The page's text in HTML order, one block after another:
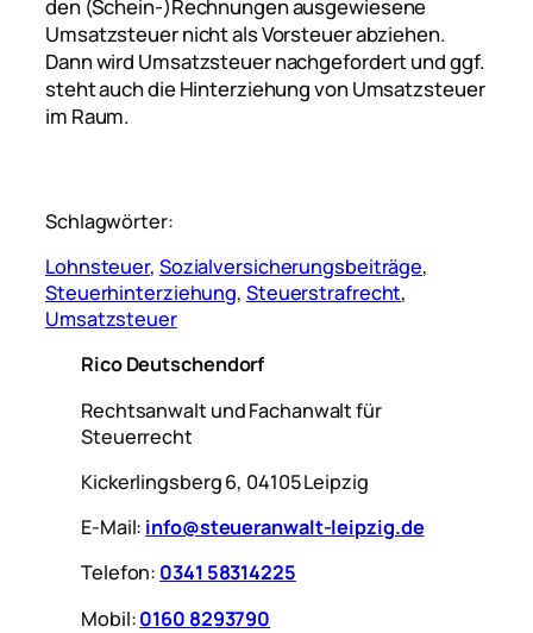
den (Schein-)Rechnungen ausgewiesene
Umsatzsteuer nicht als Vorsteuer abziehen.
Dann wird Umsatzsteuer nachgefordert und ggf.
steht auch die Hinterziehung von Umsatzsteuer
im Raum.
Schlagwörter:
Lohnsteuer, Sozialversicherungsbeiträge
Steuerhinterziehung, Steuerstrafrecht
Umsatzsteuer
Rico Deutschendorf
Rechtsanwalt und Fachanwalt für
Steuerrecht
Kickerlingsberg 6, 04105 Leipzig
E-Mail: info@steueranwalt-leipzig.de
Telefon: 0341 58314225
Mobil:0160 8293790